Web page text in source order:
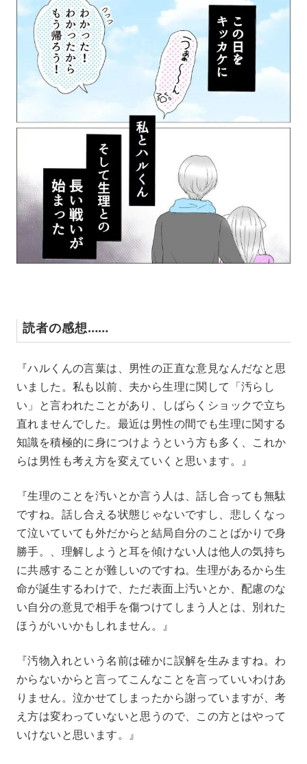
読者の感想……
『ハルくんの言葉は、男性の正直な意見なんだなと思
いました。私も以前、夫から生理に関して「汚らし
い」と言われたことがあり、しばらくショックで立ち
直れませんでした。最近は男性の間でも生理に関する
知識を積極的に身につけようという方も多く、これか
らは男性も考え方を変えていくと思います。』
『生理のことを汚いとか言う人は、話し合っても無駄
ですね。話し合える状態じゃないですし、悲しくなっ
て泣いていても外だからと結局自分のことばかりで身
勝手。、理解しようと耳を傾けない人は他人の気持ち
に共感することが難しいのですね。生理があるから生
命が誕生するわけで、ただ表面上汚いとか、配慮のな
い自分の意見で相手を傷つけてしまう人とは、別れた
ほうがいいかもしれません。』
『汚物入れという名前は確かに誤解を生みますね。わ
からないからと言ってこんなことを言っていいわけあ
りません。泣かせてしまったから謝っていますが、考
え方は変わっていないと思うので、この方とはやって
いけないと思います。』